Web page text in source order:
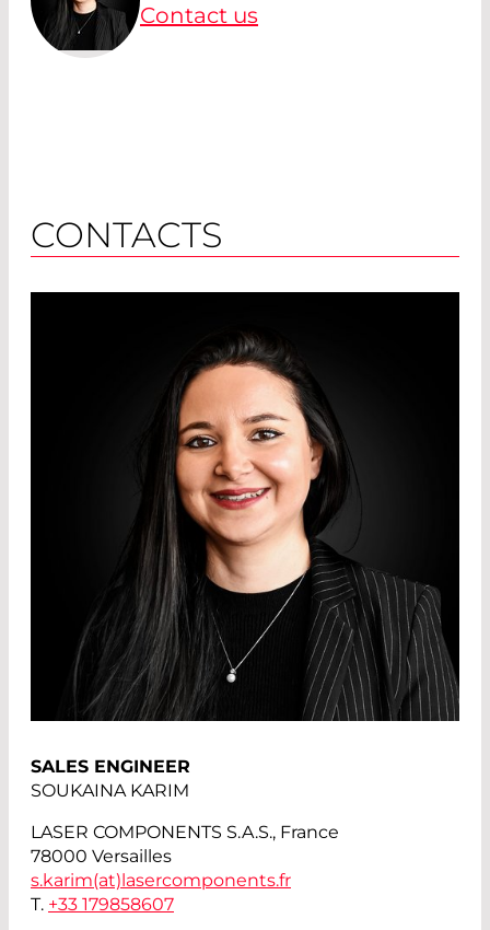
Contact us
CONTACTS
SALES ENGINEER
SOUKAINA KARIM
LASER COMPONENTS S.A.S., France
78000 Versailles
s.karim(at)lasercomponents.fr
T. +33 179858607